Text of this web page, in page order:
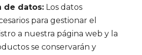
de datos:Los datos
para gestionar el
a nuestra página web y la
se conservarán y